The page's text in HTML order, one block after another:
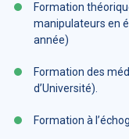
Formation
manipulateurs en
année)
Formation des
d’Université).
Formation à